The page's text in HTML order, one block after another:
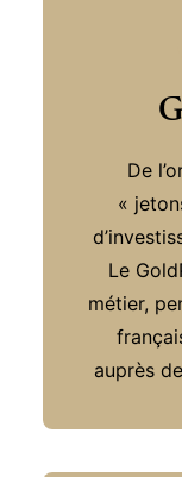
De
«
Le
métier,
auprès